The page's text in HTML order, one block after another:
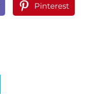
Pinterest